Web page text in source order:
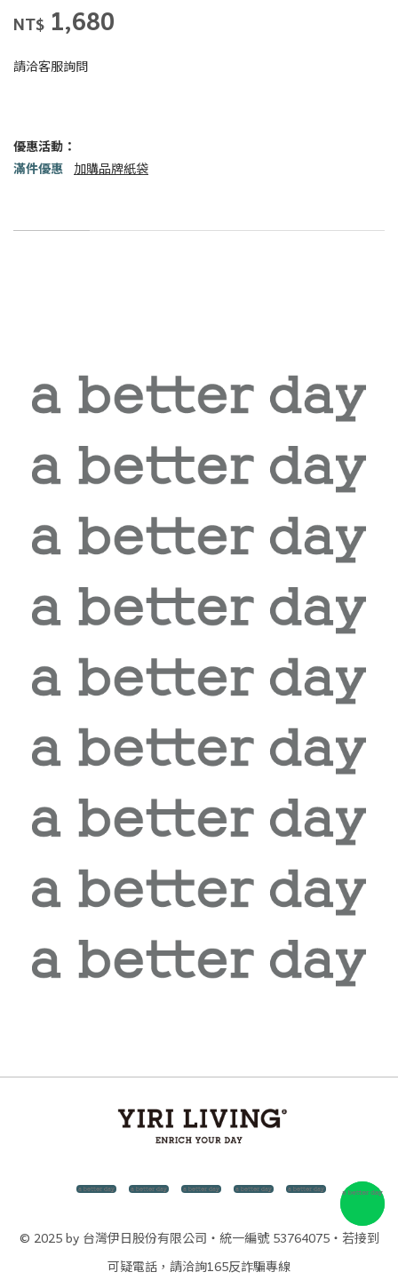
JC100015
JOHNRAY
NT$ 1,680
GOODS000000000000000008401
請洽客服詢問
優惠活動：
滿件優惠 加購品牌紙袋
© 2025 by 台灣伊日股份有限公司・統一編號 53764075・若接到
可疑電話，請洽詢165反詐騙專線